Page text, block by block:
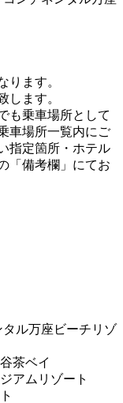
ります。
します。
も乗車場所として
車場所一覧内にご
指定箇所・ホテル
「備考欄」にてお
ル万座ビーチリゾ
茶ベイ
アムリゾート